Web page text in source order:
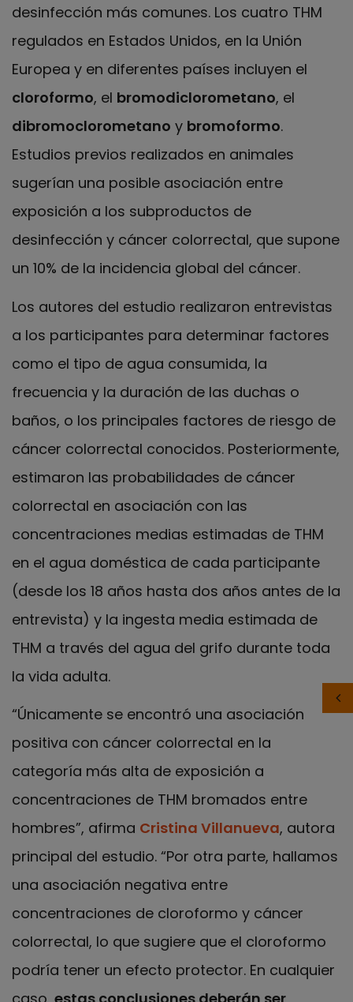
desinfección más comunes. Los cuatro THM
regulados en Estados Unidos, en la Unión
Europea y en diferentes países incluyen el
cloroformo, el bromodiclorometano, el
dibromoclorometano y bromoformo.
Estudios previos realizados en animales
sugerían una posible asociación entre
exposición a los subproductos de
desinfección y cáncer colorrectal, que supone
un 10% de la incidencia global del cáncer.
Los autores del estudio realizaron entrevistas
a los participantes para determinar factores
como el tipo de agua consumida, la
frecuencia y la duración de las duchas o
baños, o los principales factores de riesgo de
cáncer colorrectal conocidos. Posteriormente,
estimaron las probabilidades de cáncer
colorrectal en asociación con las
concentraciones medias estimadas de THM
en el agua doméstica de cada participante
(desde los 18 años hasta dos años antes de la
entrevista) y la ingesta media estimada de
THM a través del agua del grifo durante toda
la vida adulta.
“Únicamente se encontró una asociación
positiva con cáncer colorrectal en la
categoría más alta de exposición a
concentraciones de THM bromados entre
hombres”, afirma Cristina Villanueva, autora
principal del estudio. “Por otra parte, hallamos
una asociación negativa entre
concentraciones de cloroformo y cáncer
colorrectal, lo que sugiere que el cloroformo
podría tener un efecto protector. En cualquier